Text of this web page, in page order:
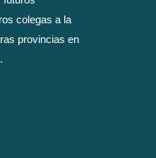
colegas a la
provincias en